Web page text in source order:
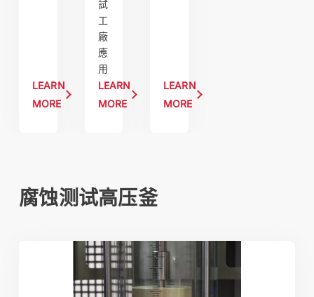
LEARN
MORE
試
工
廠
應
用
LEARN
MORE
LEARN
MORE
腐蚀测试高压釜
腐蝕測試高壓釜